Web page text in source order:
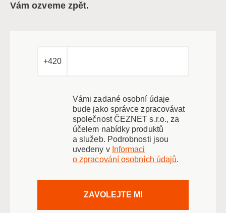
Vám ozveme zpět.
+420
Vámi zadané osobní údaje
bude jako správce zpracovávat
společnost ČEZNET s.r.o., za
účelem nabídky produktů
a služeb. Podrobnosti jsou
uvedeny v Informaci
o zpracování osobních údajů.
ZAVOLEJTE MI